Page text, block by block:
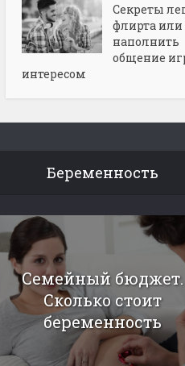
Секреты
флирта или
наполнить
общение
интересом
Беременность
Семейный бюджет.
Сколько стоит
беременность